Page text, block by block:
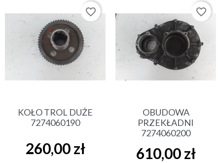
KOŁO TROL DUŻE
7274060190
Cena
260,00 zł
favorite_border
OBUDOWA
PRZEKŁADNI
7274060200
Cena
610,00 zł
favorite_border